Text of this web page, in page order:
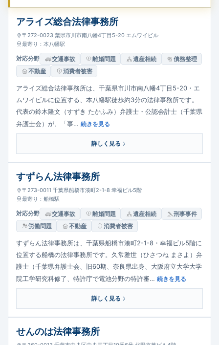
アライズ総合法律事務所
〒272-0023 葉県市川市南八幡4丁目5-20 エムワイビル
最寄り：本八幡駅
対応分野 交通事故 離婚問題 遺産相続
債務整理
不動産
消費者被害
アライズ総合法律事務所は、千葉県市川市南八幡4丁目5-20・エ
ムワイビルに位置する、本八幡駅徒歩約3分の法律事務所です。
代表の鈴木隆文（すずき たかふみ）弁護士・公認会計士（千葉県
弁護士会）が、「事… 続きを見る
詳しく見る
すずらん法律事務所
〒273-0011 千葉県船橋市湊町2-1-8 幸福ビル5階
最寄り：船橋駅
対応分野 交通事故 離婚問題 遺産相続
刑事事件
労働問題
不動産 消費者被害
すずらん法律事務所は、千葉県船橋市湊町2-1-8・幸福ビル5階に
位置する船橋の法律事務所です。久常雅世（ひさつね まさよ）弁
護士（千葉県弁護士会、旧60期、奈良県出身、大阪府立大学大学
院工学研究科修了、特許庁で電池分野の特許審… 続きを見る
詳しく見る
せんのは法律事務所